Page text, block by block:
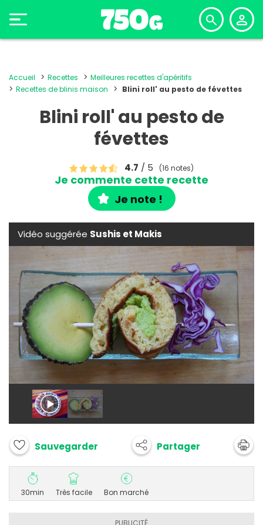
Accueil Recettes
Meilleures recettes d'apéritifs
Recettes de blinis maison
Blini roll' au pesto de févettes
Blini roll' au pesto de
févettes
4.7 / 5 (16 notes)
Je commente cette recette
Je note !
Vidéo suggérée Sushis et Makis
Sauvegarder Partager
30min Très facile Bon marché